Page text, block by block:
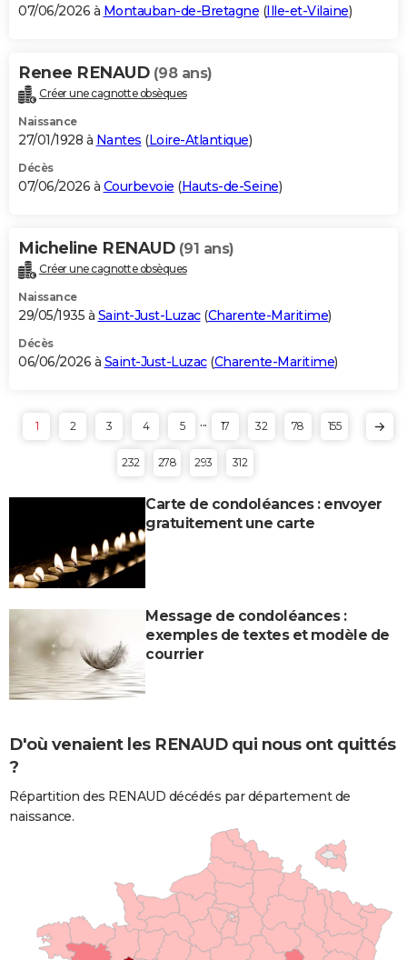
07/06/2026 à Montauban-de-Bretagne (Ille-et-Vilaine)
Renee RENAUD (98 ans)
Créer une cagnotte obsèques
Naissance
27/01/1928 à Nantes (Loire-Atlantique)
Décès
07/06/2026 à Courbevoie (Hauts-de-Seine)
Micheline RENAUD (91 ans)
Créer une cagnotte obsèques
Naissance
29/05/1935 à Saint-Just-Luzac(Charente-Maritime)
Décès
06/06/2026 à Saint-Just-Luzac(Charente-Maritime)
1 2 3 4 5 ... 17 32 78 155
232 278 293 312
Carte de condoléances : envoyer
gratuitement une carte
Message de condoléances :
exemples de textes et modèle de
courrier
D'où venaient les RENAUD qui nous ont quittés
?
Répartition des RENAUD décédés par département de
naissance.